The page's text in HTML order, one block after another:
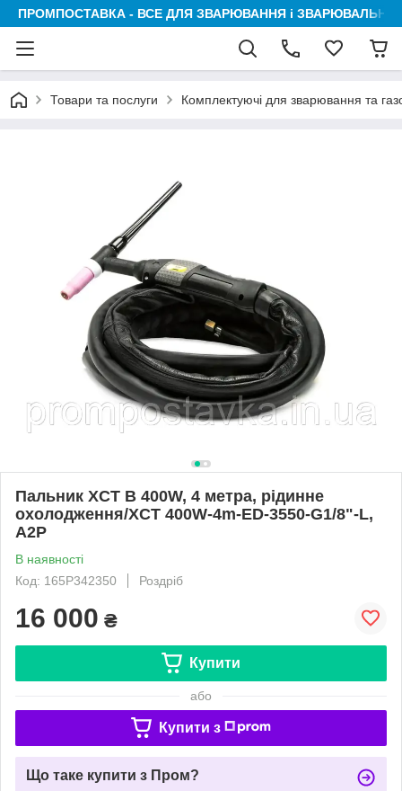
ПРОМПОСТАВКА - ВСЕ ДЛЯ ЗВАРЮВАННЯ і
Товари та послуги Комплектуючі для зварювання та
Пальник XCT В 400W, 4 метра, рідинне
охолодження/XCT 400W-4m-ED-3550-G1/8"-L,
A2P
В наявності
Код: 165P342350
Роздріб
16 000 ₴
Купити
або
Купити з
Що таке купити з Пром?